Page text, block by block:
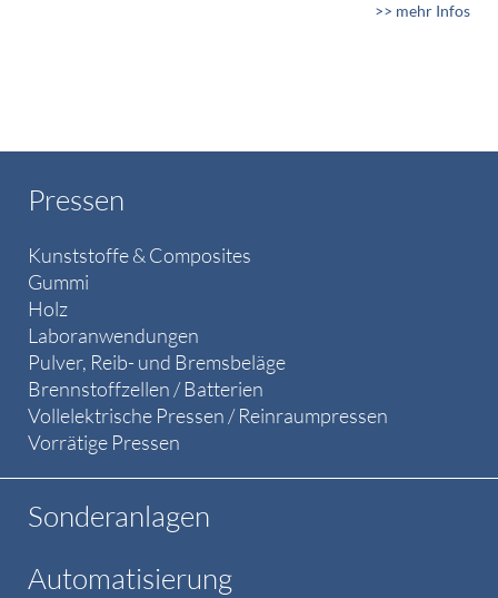
>> mehr Infos
Pressen
Kunststoffe & Composites
Gummi
Holz
Laboranwendungen
Pulver, Reib- und Bremsbeläge
Brennstoffzellen / Batterien
Vollelektrische Pressen / Reinraumpressen
Vorrätige Pressen
Sonderanlagen
Automatisierung